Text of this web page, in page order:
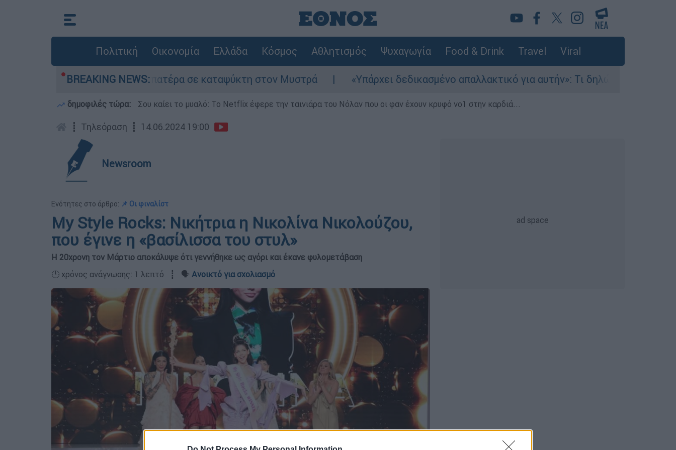
Πολιτική Οικονομία Ελλάδα Κόσμος Αθλητισμός Ψυχαγωγία Food & Drink Travel Viral
BREAKING NEWS:
είχε τον νεκρό του πατέρα σε καταψύκτη στον Μυστρά «Υπάρχει δεδικασμένο απαλλακτικό για αυτήν»: Τι δηλώνει στο ethnos.gr ο
δημοφιλές τώρα: Σου καίει το μυαλό: Το Netflix έφερε την ταινιάρα του Νόλαν που οι φαν έχουν κρυφό νο1 στην καρδιά...
┋ Τηλεόραση ┋ 14.06.2024 19:00
Newsroom
Ενότητες στο άρθρο: 📌 Οι φιναλίστ
My Style Rocks: Νικήτρια η Νικολίνα Νικολούζου,
που έγινε η «βασίλισσα του στυλ»
Η 20χρονη τον Μάρτιο αποκάλυψε ότι γεννήθηκε ως αγόρι και έκανε φυλομετάβαση
🕛 χρόνος ανάγνωσης: 1 λεπτό ┋ 🗣️ Ανοικτό για σχολιασμό